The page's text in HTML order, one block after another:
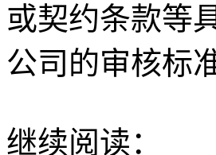
或契约条款等
公司的审核标准
继续阅读：